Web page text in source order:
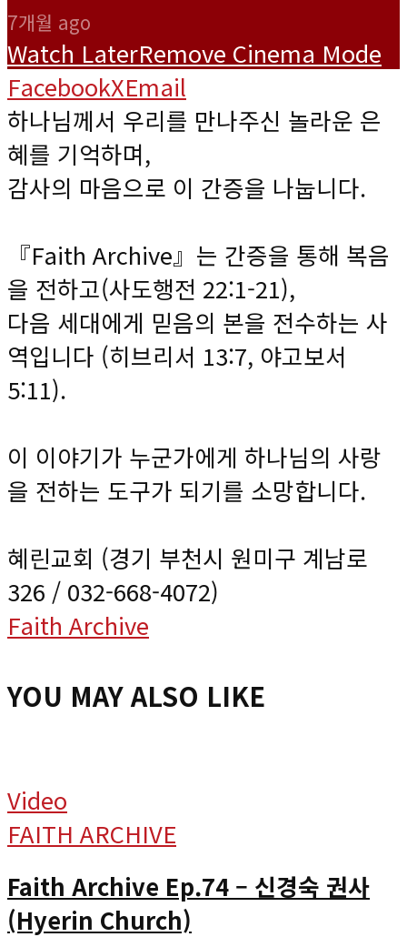
7개월 ago
Watch LaterRemove Cinema Mode
FacebookXEmail
하나님께서 우리를 만나주신 놀라운 은
혜를 기억하며,
감사의 마음으로 이 간증을 나눕니다.
『Faith Archive』는 간증을 통해 복음
을 전하고(사도행전 22:1-21),
다음 세대에게 믿음의 본을 전수하는 사
역입니다 (히브리서 13:7, 야고보서
5:11).
이 이야기가 누군가에게 하나님의 사랑
을 전하는 도구가 되기를 소망합니다.
혜린교회 (경기 부천시 원미구 계남로
326 / 032-668-4072)
Faith Archive
YOU MAY ALSO LIKE
Video
FAITH ARCHIVE
Faith Archive Ep.74 – 신경숙 권사
(Hyerin Church)